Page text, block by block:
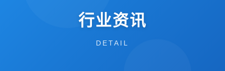
行业资讯
DETAIL